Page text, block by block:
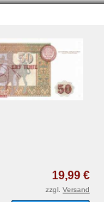
19,99 €
zzgl. Versand